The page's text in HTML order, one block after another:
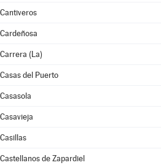
Cantiveros
Cardeñosa
Carrera (La)
Casas del Puerto
Casasola
Casavieja
Casillas
Castellanos de Zapardiel